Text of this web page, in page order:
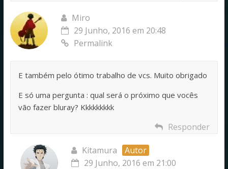
Miro
29 Junho, 2016 em 20:48
Permalink
E também pelo ótimo trabalho de vcs. Muito obrigado
E só uma pergunta : qual será o próximo que vocês
vão fazer bluray? Kkkkkkkkk
Responder
Kitamura
Autor
29 Junho, 2016 em 21:00